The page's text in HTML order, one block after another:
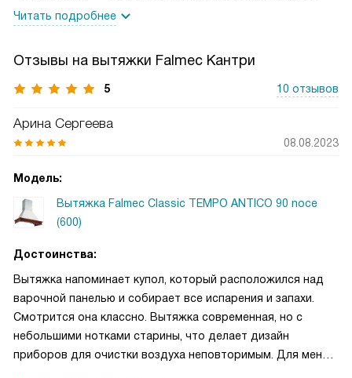
Читать подробнее
Отзывы на вытяжки Falmec Кантри
5 10 отзывов
Арина Сергеева
08.08.2023
Модель:
Вытяжка Falmec Classic TEMPO ANTICO 90 noce
(600)
Достоинства:
Вытяжка напоминает купол, который расположился над
варочной панелью и собирает все испарения и запахи.
Смотрится она классно. Вытяжка современная, но с
небольшими нотками старины, что делает дизайн
приборов для очистки воздуха неповторимым. Для меня,